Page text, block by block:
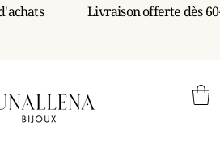
d'achats